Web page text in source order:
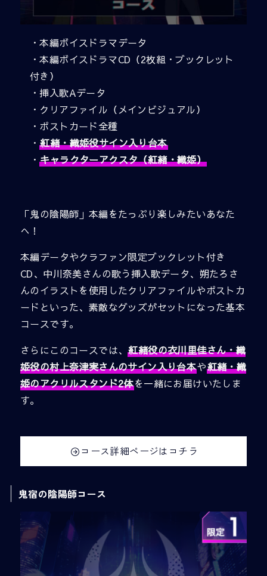
・本編ボイスドラマデータ
・本編ボイスドラマCD（2枚組・ブックレット
付き）
・挿入歌Aデータ
・クリアファイル（メインビジュアル）
・ポストカード全種
・紅緒・織姫役サイン入り台本
・キャラクターアクスタ（紅緒・織姫）
「鬼の陰陽師」本編をたっぷり楽しみたいあなた
へ！
本編データやクラファン限定ブックレット付き
CD、中川奈美さんの歌う挿入歌データ、朔たろさ
んのイラストを使用したクリアファイルやポストカ
ードといった、素敵なグッズがセットになった基本
コースです。
さらにこのコースでは、紅緒役の衣川里佳さん・織
姫役の村上奈津実さんのサイン入り台本や紅緒・織
姫のアクリルスタンド2体を一緒にお届けいたしま
す。
コース詳細ページはコチラ
鬼宿の陰陽師コース